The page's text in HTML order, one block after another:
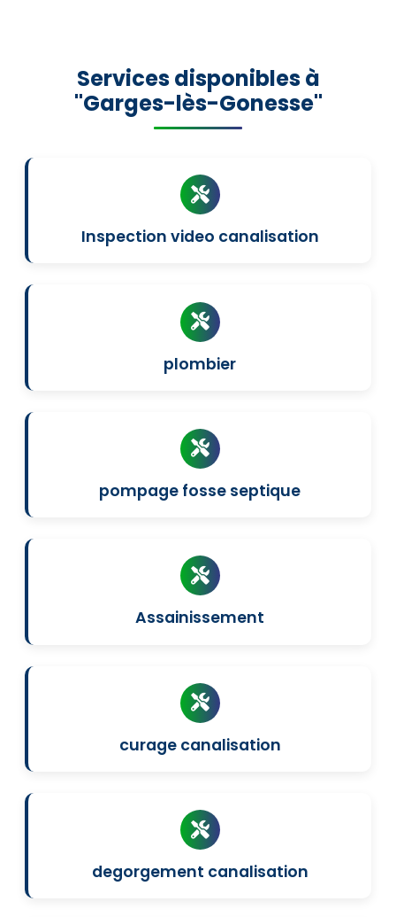
Services disponibles à
"Garges-lès-Gonesse"
Inspection video canalisation
plombier
pompage fosse septique
Assainissement
curage canalisation
degorgement canalisation